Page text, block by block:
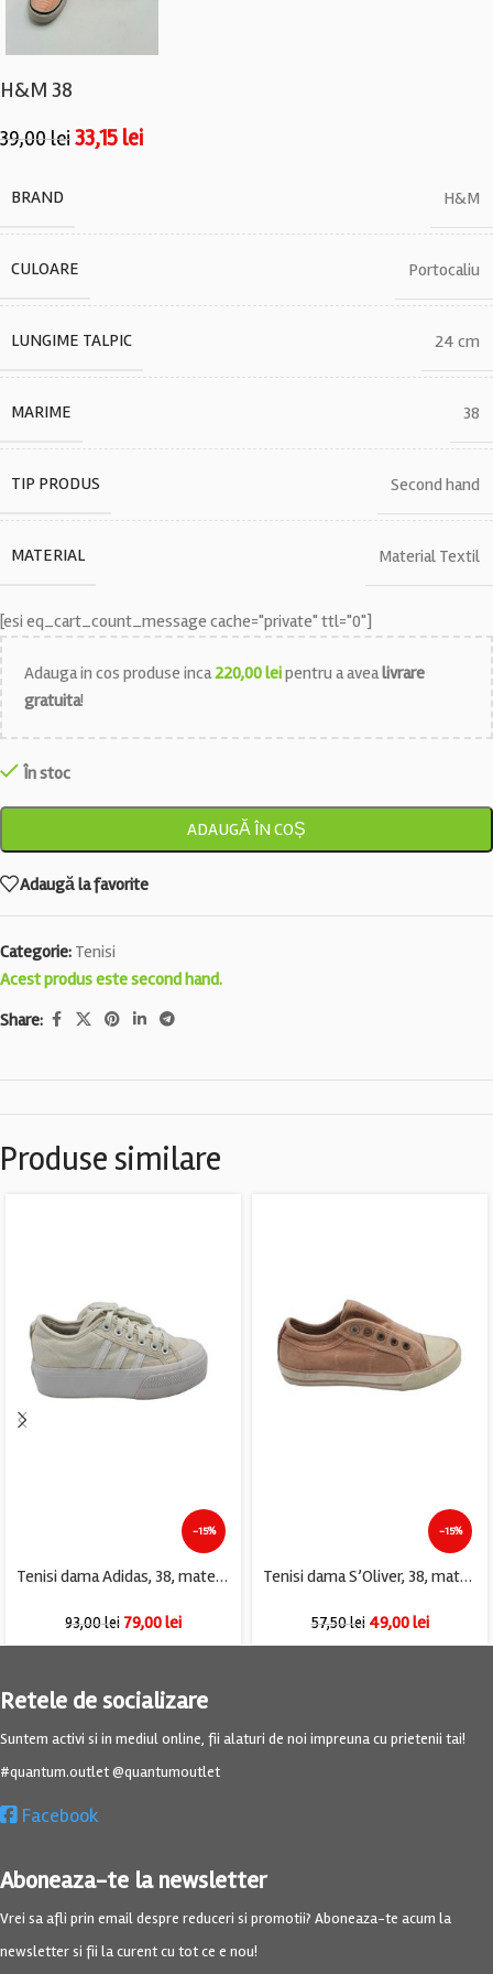
H&M 38
39,00lei33,15 lei
BRAND H&M
CULOARE Portocaliu
LUNGIME TALPIC 24 cm
MARIME 38
TIP PRODUS Second hand
MATERIAL Material Textil
[esi eq_cart_count_message cache="private" ttl="0"]
Adauga in cos produse inca220,00leipentru a avealivrare
gratuita!
În stoc
ADAUGĂ ÎN COȘ
Adaugă la favorite
Categorie: Tenisi
Acest produs este second hand.
Share:
Produse similare
-15%
Tenisi dama Adidas, 38, material textil, alb
93,00lei 79,00lei
-15%
Tenisi dama S’Oliver, 38, material textil, bej
57,50lei 49,00lei
Retele de socializare
Suntem activi si in mediul online, fii alaturi de noi impreuna cu prietenii tai!
#quantum.outlet @quantumoutlet
Facebook
Aboneaza-te la newsletter
Vrei sa afli prin email despre reduceri si promotii? Aboneaza-te acum la
newsletter si fii la curent cu tot ce e nou!